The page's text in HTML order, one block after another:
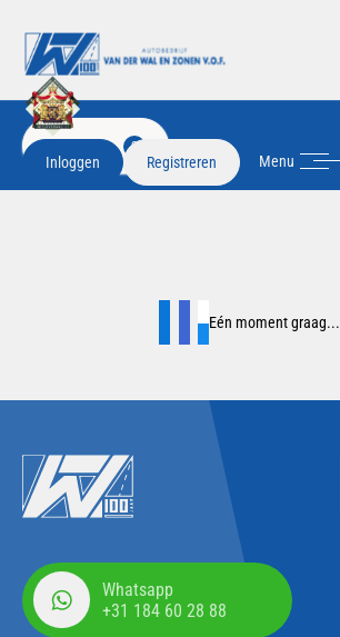
Inloggen Registreren Menu
2
Eén moment graag...
Whatsapp
+31 184 60 28 88